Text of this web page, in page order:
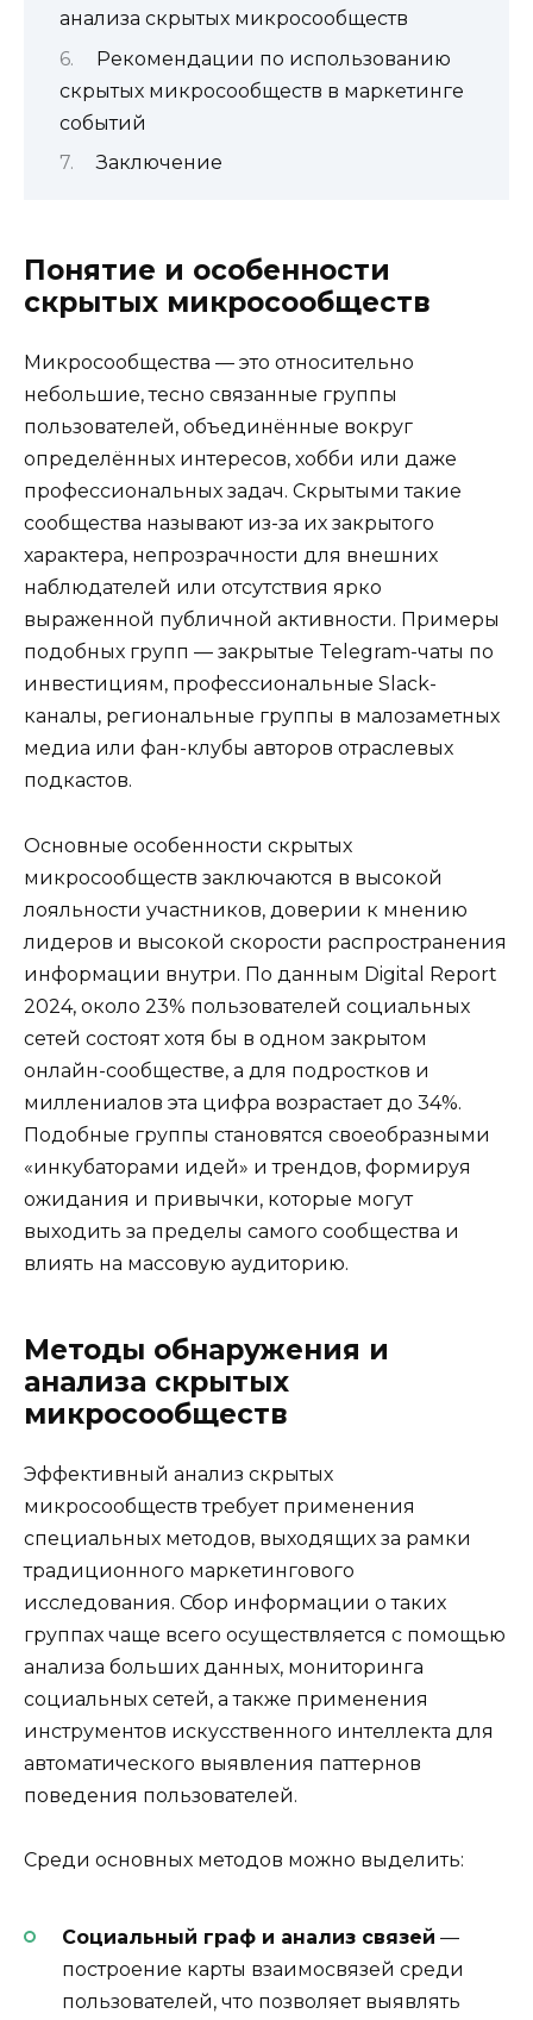
анализа скрытых микросообществ
Рекомендации по использованию
скрытых микросообществ в маркетинге
событий
Заключение
Понятие и особенности
скрытых микросообществ
Микросообщества — это относительно
небольшие, тесно связанные группы
пользователей, объединённые вокруг
определённых интересов, хобби или даже
профессиональных задач. Скрытыми такие
сообщества называют из-за их закрытого
характера, непрозрачности для внешних
наблюдателей или отсутствия ярко
выраженной публичной активности. Примеры
подобных групп — закрытые Telegram-чаты по
инвестициям, профессиональные Slack-
каналы, региональные группы в малозаметных
медиа или фан-клубы авторов отраслевых
подкастов.
Основные особенности скрытых
микросообществ заключаются в высокой
лояльности участников, доверии к мнению
лидеров и высокой скорости распространения
информации внутри. По данным Digital Report
2024, около 23% пользователей социальных
сетей состоят хотя бы в одном закрытом
онлайн-сообществе, а для подростков и
миллениалов эта цифра возрастает до 34%.
Подобные группы становятся своеобразными
«инкубаторами идей» и трендов, формируя
ожидания и привычки, которые могут
выходить за пределы самого сообщества и
влиять на массовую аудиторию.
Методы обнаружения и
анализа скрытых
микросообществ
Эффективный анализ скрытых
микросообществ требует применения
специальных методов, выходящих за рамки
традиционного маркетингового
исследования. Сбор информации о таких
группах чаще всего осуществляется с помощью
анализа больших данных, мониторинга
социальных сетей, а также применения
инструментов искусственного интеллекта для
автоматического выявления паттернов
поведения пользователей.
Среди основных методов можно выделить:
Социальный граф и анализ связей —
построение карты взаимосвязей среди
пользователей, что позволяет выявлять